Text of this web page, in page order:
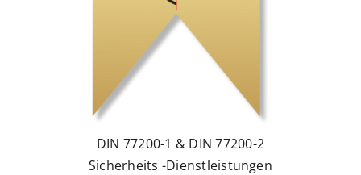
DIN 77200-1 & DIN 77200-2
Sicherheits -Dienstleistungen